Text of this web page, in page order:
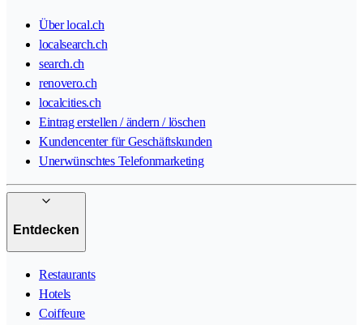
Über local.ch
localsearch.ch
search.ch
renovero.ch
localcities.ch
Eintrag erstellen / ändern / löschen
Kundencenter für Geschäftskunden
Unerwünschtes Telefonmarketing
Entdecken
Restaurants
Hotels
Coiffeure